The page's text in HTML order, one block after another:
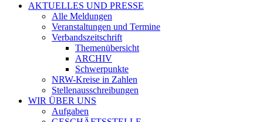
AKTUELLES UND PRESSE
Alle Meldungen
Veranstaltungen und Termine
Verbandszeitschrift
Themenübersicht
ARCHIV
Schwerpunkte
NRW-Kreise in Zahlen
Stellenausschreibungen
WIR ÜBER UNS
Aufgaben